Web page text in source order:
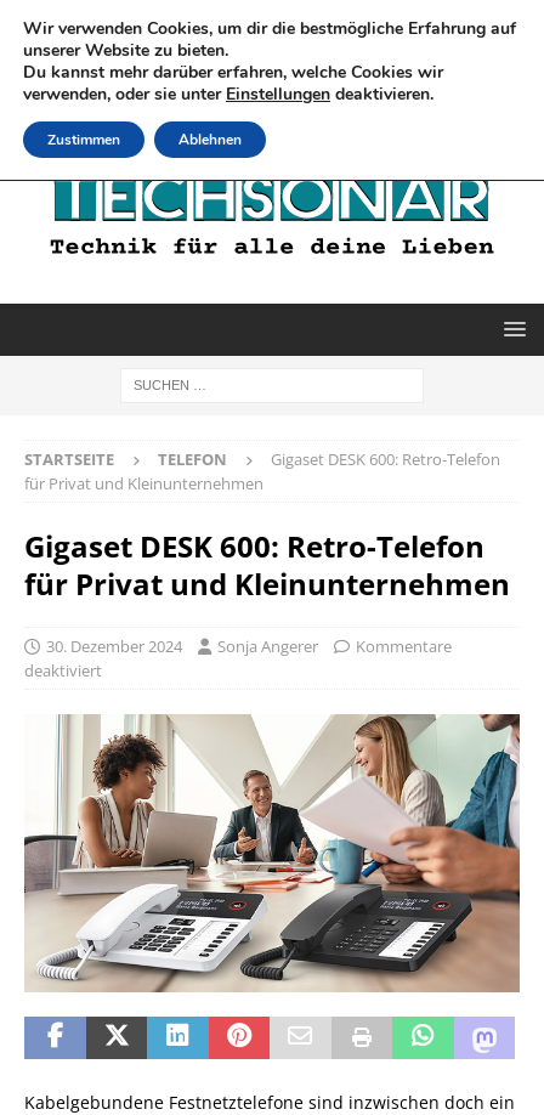
STARTSEITE TELEFON
Gigaset DESK 600: Retro-Telefon
für Privat und Kleinunternehmen
Gigaset DESK 600: Retro-Telefon
für Privat und Kleinunternehmen
30. Dezember 2024 Sonja Angerer
Kommentare
deaktiviert
Kabelgebundene Festnetztelefone sind inzwischen doch ein
Wir verwenden Cookies, um dir die bestmögliche Erfahrung auf
unserer Website zu bieten.
Du kannst mehr darüber erfahren, welche Cookies wir
verwenden, oder sie unter Einstellungen deaktivieren.
Zustimmen Ablehnen